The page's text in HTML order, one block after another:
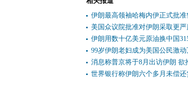
伊朗最高领袖哈梅内伊正式批
美国众议院批准对伊朗采取更
伊朗用数十亿美元原油换中国
99岁伊朗老妇成为美国公民激动
消息称普京将于8月出访伊朗 欲
世界银行称伊朗六个多月未偿还